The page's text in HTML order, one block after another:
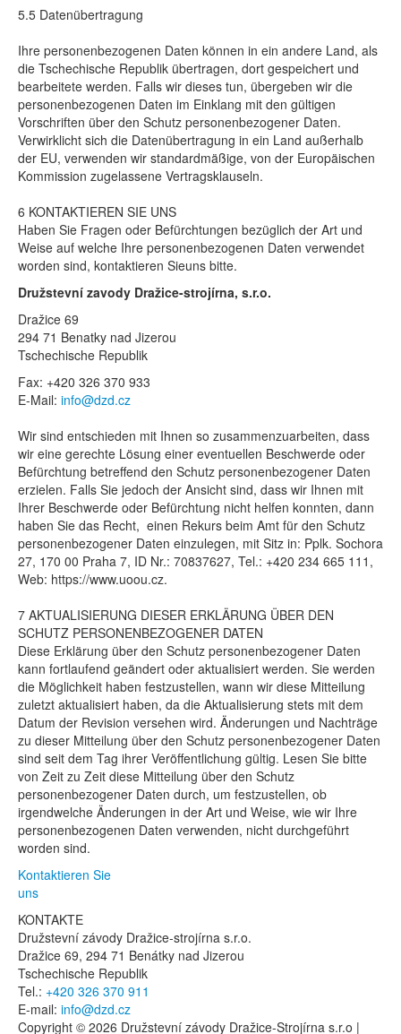
5.5 Datenübertragung
Ihre personenbezogenen Daten können in ein andere Land, als
die Tschechische Republik übertragen, dort gespeichert und
bearbeitete werden. Falls wir dieses tun, übergeben wir die
personenbezogenen Daten im Einklang mit den gültigen
Vorschriften über den Schutz personenbezogener Daten.
Verwirklicht sich die Datenübertragung in ein Land außerhalb
der EU, verwenden wir standardmäßige, von der Europäischen
Kommission zugelassene Vertragsklauseln.
6 KONTAKTIEREN SIE UNS
Haben Sie Fragen oder Befürchtungen bezüglich der Art und
Weise auf welche Ihre personenbezogenen Daten verwendet
worden sind, kontaktieren Sieuns bitte.
Družstevní zavody Dražice-strojírna, s.r.o.
Dražice 69
294 71 Benatky nad Jizerou
Tschechische Republik
Fax: +420 326 370 933
E-Mail: info@dzd.cz
Wir sind entschieden mit Ihnen so zusammenzuarbeiten, dass
wir eine gerechte Lösung einer eventuellen Beschwerde oder
Befürchtung betreffend den Schutz personenbezogener Daten
erzielen. Falls Sie jedoch der Ansicht sind, dass wir Ihnen mit
Ihrer Beschwerde oder Befürchtung nicht helfen konnten, dann
haben Sie das Recht, einen Rekurs beim Amt für den Schutz
personenbezogener Daten einzulegen, mit Sitz in: Pplk. Sochora
27, 170 00 Praha 7, ID Nr.: 70837627, Tel.: +420 234 665 111,
Web: https://www.uoou.cz.
7 AKTUALISIERUNG DIESER ERKLÄRUNG ÜBER DEN
SCHUTZ PERSONENBEZOGENER DATEN
Diese Erklärung über den Schutz personenbezogener Daten
kann fortlaufend geändert oder aktualisiert werden. Sie werden
die Möglichkeit haben festzustellen, wann wir diese Mitteilung
zuletzt aktualisiert haben, da die Aktualisierung stets mit dem
Datum der Revision versehen wird. Änderungen und Nachträge
zu dieser Mitteilung über den Schutz personenbezogener Daten
sind seit dem Tag ihrer Veröffentlichung gültig. Lesen Sie bitte
von Zeit zu Zeit diese Mitteilung über den Schutz
personenbezogener Daten durch, um festzustellen, ob
irgendwelche Änderungen in der Art und Weise, wie wir Ihre
personenbezogenen Daten verwenden, nicht durchgeführt
worden sind.
Kontaktieren Sie
uns
KONTAKTE
Družstevní závody Dražice-strojírna s.r.o.
Dražice 69, 294 71 Benátky nad Jizerou
Tschechische Republik
Tel.: +420 326 370 911
E-mail: info@dzd.cz
Copyright © 2026 Družstevní závody Dražice-Strojírna s.r.o |